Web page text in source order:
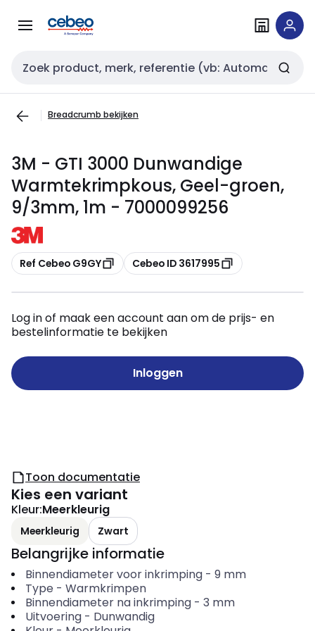
naar
naar
Zoekveld invoer
Breadcrumb bekijken
3M - GTI 3000 Dunwandige
Warmtekrimpkous, Geel-groen,
9/3mm, 1m - 7000099256
Kopiëren
Ref Cebeo G9GY Kopiëren
Cebeo ID 3617995
Log in of maak een account aan om de prijs- en
bestelinformatie te bekijken
Inloggen
Toon documentatie
Kies een variant
Kleur:Meerkleurig
Meerkleurig Zwart
Belangrijke informatie
Binnendiameter voor inkrimping- 9 mm
Type - Warmkrimpen
Binnendiameter na inkrimping- 3 mm
Uitvoering- Dunwandig